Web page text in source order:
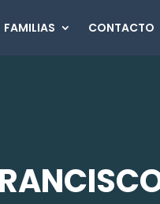
FAMILIAS CONTACTO